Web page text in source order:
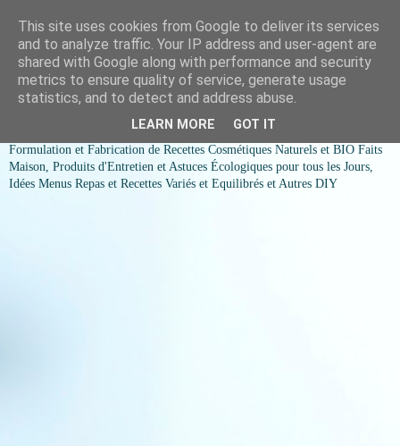
COSMESSENCE BIO Recettes
cosmetiques naturels et Bio et
idées menus variés et équilibrés
Formulation et Fabrication de Recettes Cosmétiques Naturels et BIO Faits
Maison, Produits d'Entretien et Astuces Écologiques pour tous les Jours,
Idées Menus Repas et Recettes Variés et Equilibrés et Autres DIY
This site uses cookies from Google to deliver its services
and to analyze traffic. Your IP address and user-agent are
shared with Google along with performance and security
metrics to ensure quality of service, generate usage
statistics, and to detect and address abuse.
LEARN MORE GOT IT